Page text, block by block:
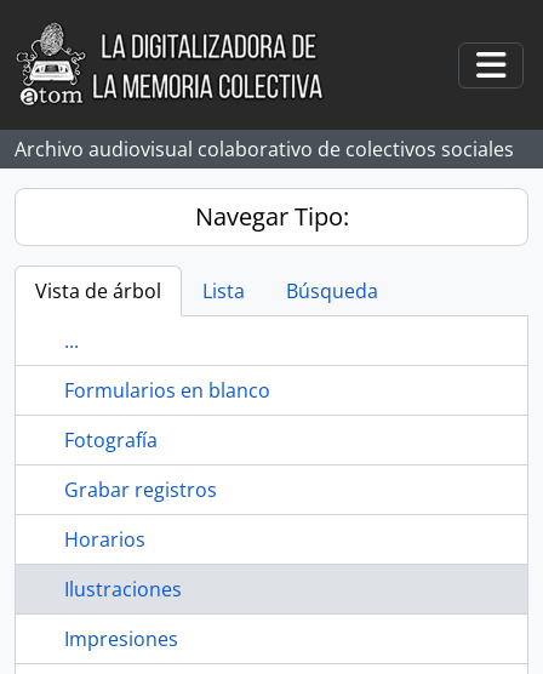
Skip to main content
Archivo audiovisual colaborativo de colectivos sociales
Navegar Tipo:
Vista de árbol Lista
Búsqueda
...
Formularios en blanco
Fotografía
Grabar registros
Horarios
Ilustraciones
Impresiones